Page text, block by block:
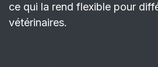
ce qui la rend flexible pour
vétérinaires.